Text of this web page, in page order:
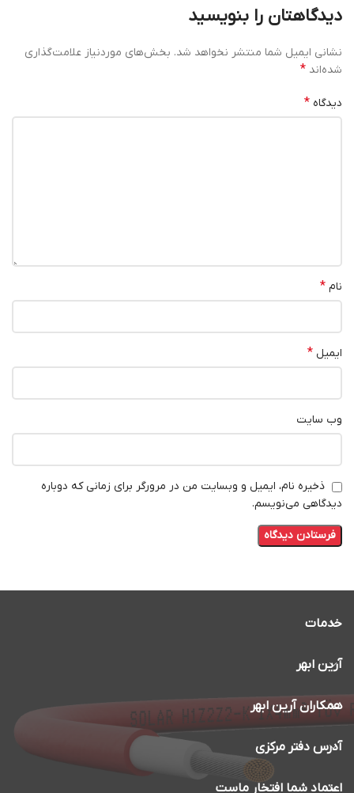
دیدگاهتان را بنویسید
نشانی ایمیل شما منتشر نخواهد شد. بخش‌های موردنیاز علامت‌گذاری
شده‌اند *
دیدگاه *
نام *
ایمیل *
وب‌ سایت
ذخیره نام، ایمیل و وبسایت من در مرورگر برای زمانی که دوباره
دیدگاهی می‌نویسم.
خدمات
آرین ابهر
همکاران آرین ابهر
آدرس دفتر مرکزی
اعتماد شما افتخار ماست